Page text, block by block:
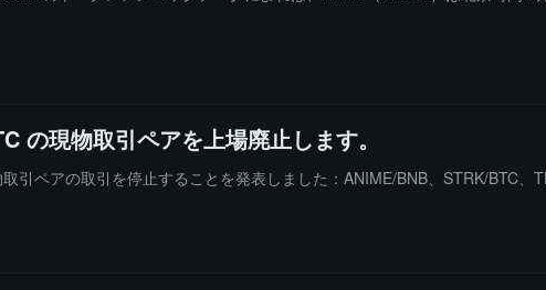
の現物取引ペアを上場廃止します。
ペアの取引を停止することを発表しました：ANIME/BNB、STRK/BTC、